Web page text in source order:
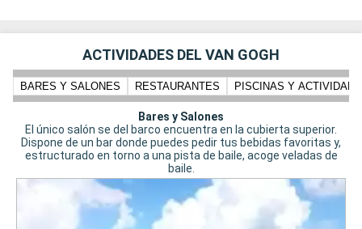
ACTIVIDADES DEL VAN GOGH
BARES Y SALONES RESTAURANTES PISCINAS Y
Bares y Salones
El único salón se del barco encuentra en la cubierta superior.
Dispone de un bar donde puedes pedir tus bebidas favoritas y,
estructurado en torno a una pista de baile, acoge veladas de
baile.